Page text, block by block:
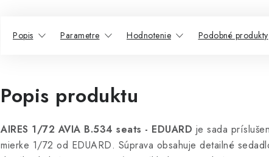
Popis Parametre Hodnotenie Podobné produkty
Popis produktu
AIRES 1/72 AVIA B.534 seats - EDUARD je sada
mierke 1/72 od EDUARD. Súprava obsahuje detailné